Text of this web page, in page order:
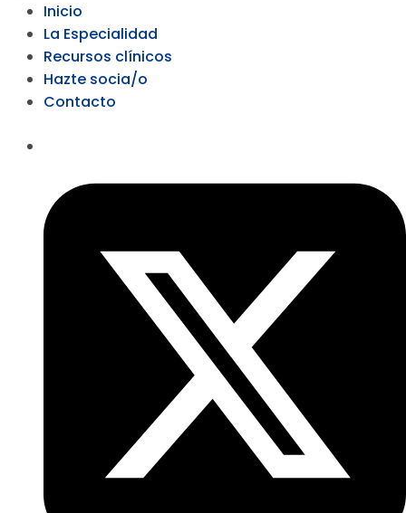
Inicio
La Especialidad
Recursos clínicos
Hazte socia/o
Contacto